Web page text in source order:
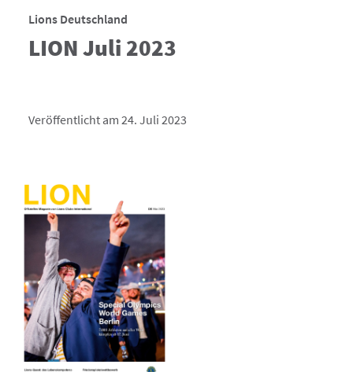
Lions Deutschland
LION Juli 2023
Veröffentlicht am 24. Juli 2023